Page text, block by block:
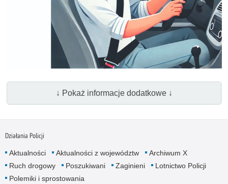
↓ Pokaż informacje dodatkowe ↓
Działania Policji
Aktualności Aktualności z województw
Archiwum X
Ruch drogowy
Poszukiwani Zaginieni
Lotnictwo Policji
Polemiki i sprostowania